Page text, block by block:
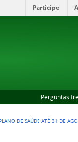
Participe
Perguntas
DE SAÚDE ATÉ 31 DE